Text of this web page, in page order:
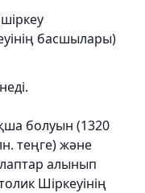
басшылары)
болуын (1320
теңге) және
алынып
Шіркеуінің